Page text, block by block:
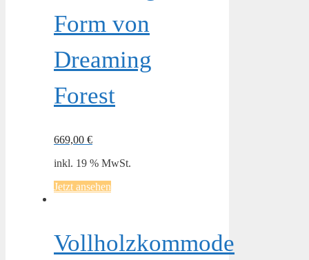
Form von
Dreaming
Forest
669,00 €
inkl. 19 % MwSt.
Jetzt ansehen
Vollholzkommode